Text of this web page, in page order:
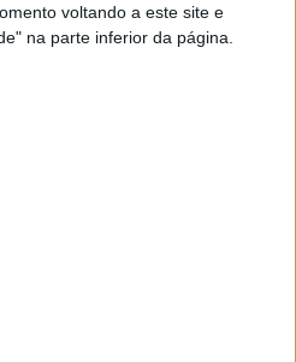
voltando a este site e
na parte inferior da página.
e o Bulega terminar em
Mas não estou a pensar